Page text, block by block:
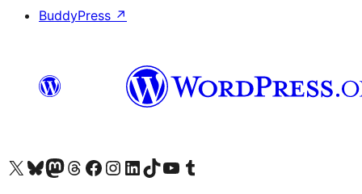
BuddyPress ↗
查看我們的 X (之前的 Twitter) 帳號造訪我們的 Bluesky 帳號造訪我們的 Mastodon 帳號造訪我們的 Threads 帳號 造訪我們的 Facebook 粉絲專頁Visit our Instagram account
Visit our LinkedIn account
造訪我們的 TikTok 帳號Visit our YouTube channel
造訪我們的 Tumblr 帳號